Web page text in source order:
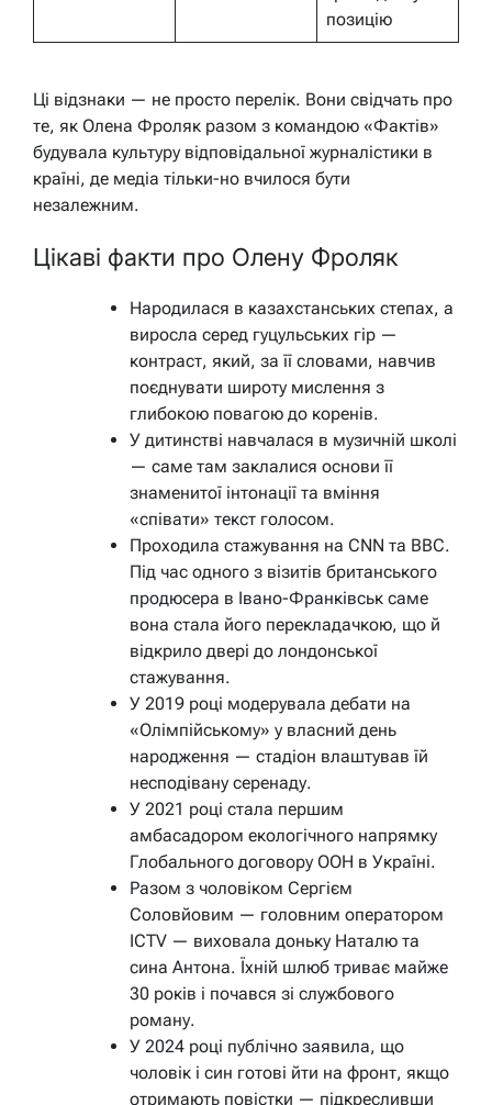
позицію
Ці відзнаки — не просто перелік. Вони свідчать про
те, як Олена Фроляк разом з командою «Фактів»
будувала культуру відповідальної журналістики в
країні, де медіа тільки-но вчилося бути
незалежним.
Цікаві факти про Олену Фроляк
Народилася в казахстанських степах, а
виросла серед гуцульських гір —
контраст, який, за її словами, навчив
поєднувати широту мислення з
глибокою повагою до коренів.
У дитинстві навчалася в музичній школі
— саме там заклалися основи її
знаменитої інтонації та вміння
«співати» текст голосом.
Проходила стажування на CNN та BBC.
Під час одного з візитів британського
продюсера в Івано-Франківськ саме
вона стала його перекладачкою, що й
відкрило двері до лондонської
стажування.
У 2019 році модерувала дебати на
«Олімпійському» у власний день
народження — стадіон влаштував їй
несподівану серенаду.
У 2021 році стала першим
амбасадором екологічного напрямку
Глобального договору ООН в Україні.
Разом з чоловіком Сергієм
Соловйовим — головним оператором
ICTV — виховала доньку Наталю та
сина Антона. Їхній шлюб триває майже
30 років і почався зі службового
роману.
У 2024 році публічно заявила, що
чоловік і син готові йти на фронт, якщо
отримають повістки — підкресливши